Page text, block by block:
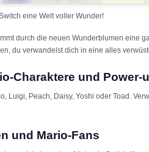
eine Welt voller Wunder!
durch die neuen Wunderblumen eine
du verwandelst dich in eine alles
Charaktere und Power-
Luigi, Peach, Daisy, Yoshi oder Toad.
und Mario-Fans